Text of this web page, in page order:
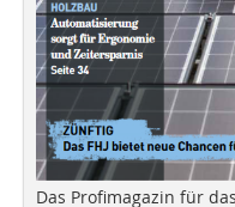
Das Profimagazin für